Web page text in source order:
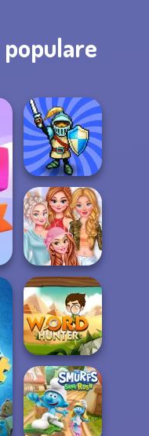
Royal Offense
Princesses New
Seasons New
Tre...
Word Hunter